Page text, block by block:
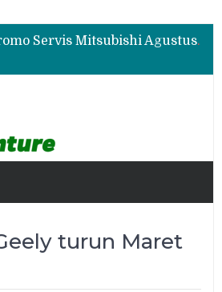
Bukan Cuma Layar 14,6 Inci, Ini Fitur Pintar Changan Nevo Q05 yang Dibanderol Rp309 Juta
Promo Servis Mitsubishi Agustus 2026, Ada Diskon ESP dan Bodi & Cat Kilau Merdeka
Bukan Cuma Layar 14,6 Inci, Ini Fitur Pintar Changan Nevo Q05 yang Dibanderol Rp309 Juta
turun Maret